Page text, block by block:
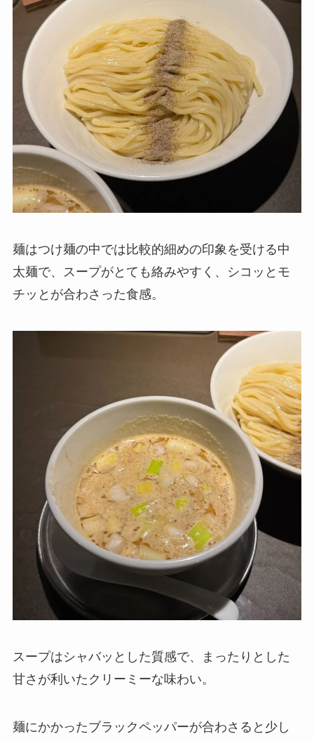
麺はつけ麺の中では比較的細めの印象を受ける中
太麺で、スープがとても絡みやすく、シコッとモ
チッとが合わさった食感。
スープはシャバッとした質感で、まったりとした
甘さが利いたクリーミーな味わい。
麺にかかったブラックペッパーが合わさると少し